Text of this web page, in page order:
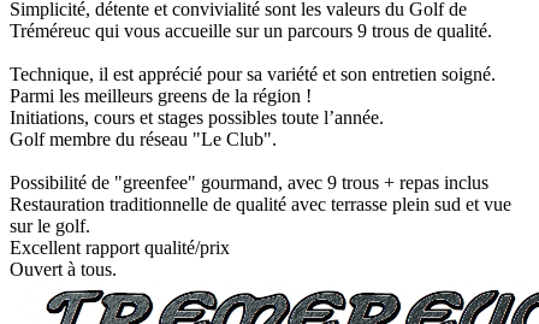
Simplicité, détente et convivialité sont les valeurs du Golf de
Tréméreuc qui vous accueille sur un parcours 9 trous de qualité.
Technique, il est apprécié pour sa variété et son entretien soigné.
Parmi les meilleurs greens de la région !
Initiations, cours et stages possibles toute l’année.
Golf membre du réseau "Le Club".
Possibilité de "greenfee" gourmand, avec 9 trous + repas inclus
Restauration traditionnelle de qualité avec terrasse plein sud et vue
sur le golf.
Excellent rapport qualité/prix
Ouvert à tous.